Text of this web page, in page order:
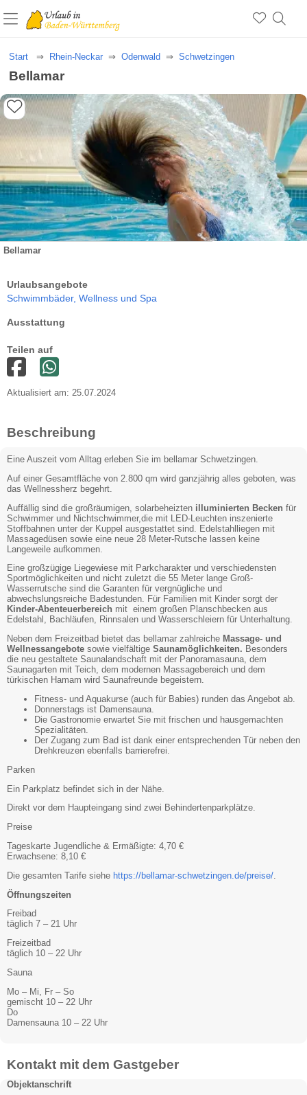
Start Rhein-Neckar Odenwald Schwetzingen
Bellamar
Bellamar
Urlaubsangebote
Schwimmbäder, Wellness und Spa
Ausstattung
Teilen auf
Aktualisiert am: 25.07.2024
Beschreibung
Eine Auszeit vom Alltag erleben Sie im bellamar Schwetzingen.
Auf einer Gesamtfläche von 2.800 qm wird ganzjährig alles geboten, was
das Wellnessherz begehrt.
Auffällig sind die großräumigen, solarbeheizten illuminierten Becken für
Schwimmer und Nichtschwimmer,die mit LED-Leuchten inszenierte
Stoffbahnen unter der Kuppel ausgestattet sind. Edelstahlliegen mit
Massagedüsen sowie eine neue 28 Meter-Rutsche lassen keine
Langeweile aufkommen.
Eine großzügige Liegewiese mit Parkcharakter und verschiedensten
Sportmöglichkeiten und nicht zuletzt die 55 Meter lange Groß-
Wasserrutsche sind die Garanten für vergnügliche und
abwechslungsreiche Badestunden. Für Familien mit Kinder sorgt der
Kinder-Abenteuerbereich mit einem großen Planschbecken aus
Edelstahl, Bachläufen, Rinnsalen und Wasserschleiern für Unterhaltung.
Neben dem Freizeitbad bietet das bellamar zahlreiche Massage- und
Wellnessangebote sowie vielfältige Saunamöglichkeiten. Besonders
die neu gestaltete Saunalandschaft mit der Panoramasauna, dem
Saunagarten mit Teich, dem modernen Massagebereich und dem
türkischen Hamam wird Saunafreunde begeistern.
Fitness- und Aquakurse (auch für Babies) runden das Angebot ab.
Donnerstags ist Damensauna.
Die Gastronomie erwartet Sie mit frischen und hausgemachten
Spezialitäten.
Der Zugang zum Bad ist dank einer entsprechenden Tür neben den
Drehkreuzen ebenfalls barrierefrei.
Parken
Ein Parkplatz befindet sich in der Nähe.
Direkt vor dem Haupteingang sind zwei Behindertenparkplätze.
Preise
Tageskarte Jugendliche & Ermäßigte: 4,70 €
Erwachsene: 8,10 €
Die gesamten Tarife siehe https://bellamar-schwetzingen.de/preise/
Öffnungszeiten
Freibad
täglich 7 – 21 Uhr
Freizeitbad
täglich 10 – 22 Uhr
Sauna
Mo – Mi, Fr – So
gemischt 10 – 22 Uhr
Do
Damensauna 10 – 22 Uhr
Kontakt mit dem Gastgeber
Objektanschrift